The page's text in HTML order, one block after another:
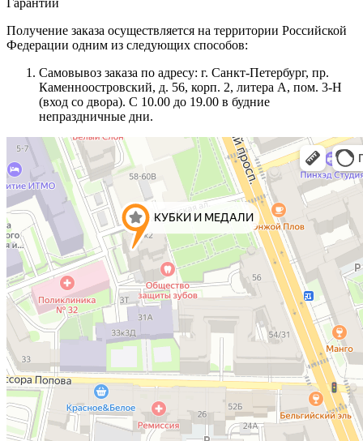
Гарантии
Получение заказа осуществляется на территории Российской
Федерации одним из следующих способов:
Самовывоз заказа по адресу: г. Санкт-Петербург, пр.
Каменноостровский, д. 56, корп. 2, литера А, пом. 3-Н
(вход со двора). С 10.00 до 19.00 в будние
непраздничные дни.